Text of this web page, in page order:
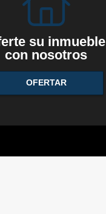
su inmueble
con nosotros
OFERTAR